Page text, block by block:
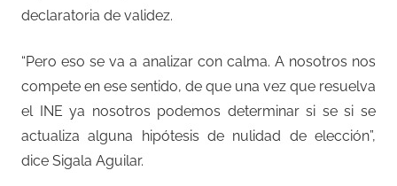
declaratoria de validez.
“Pero eso se va a analizar con calma. A nosotros nos
compete en ese sentido, de que una vez que resuelva
el INE ya nosotros podemos determinar si se si se
actualiza alguna hipótesis de nulidad de elección”,
dice Sigala Aguilar.